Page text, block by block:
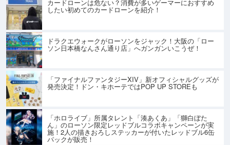
カードローンは危ない？消費が多いゲーマーにおすすめ
したい初めてのカードローンを紹介！
ドラクエウォークがローソンをジャック！大阪の「ロー
ソン日本橋なんさん通り店」へガンガンいこうぜ！
「ファイナルファンタジーXIV」新オフィシャルグッズが
発売決定！ドン・キホーテではPOP UP STOREも
「ホロライブ」所属タレント「湊あくあ」「獅白ぼた
ん」のローソン限定レッドブルコラボキャンペーンが実
施！2人の描きおろしステッカーが付いたレッドブル6缶
パックが販売！